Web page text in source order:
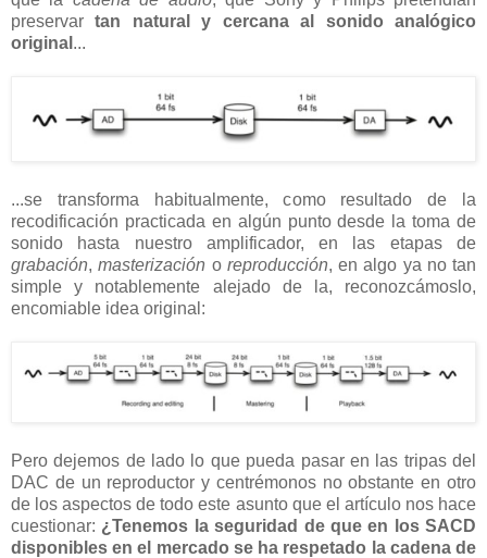
preservar
tan natural y cercana al sonido analógico
original ...
...se transforma habitualmente, como resultado de la
recodificación practicada en algún punto desde la toma de
sonido hasta nuestro amplificador, en las etapas de
grabación,masterización o reproducción, en algo ya no tan
simple y notablemente alejado de la, reconozcámoslo,
encomiable idea original:
Pero dejemos de lado lo que pueda pasar en las tripas del
DAC de un reproductor y centrémonos no obstante en otro
de los aspectos de todo este asunto que el artículo nos hace
cuestionar: ¿Tenemos la seguridad de que en los SACD
disponibles en el mercado se ha respetado la cadena de